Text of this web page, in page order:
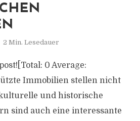
2 Min. Lesedauer
0 Average:
Immobilien stellen nicht
und historische
sind auch eine interessante